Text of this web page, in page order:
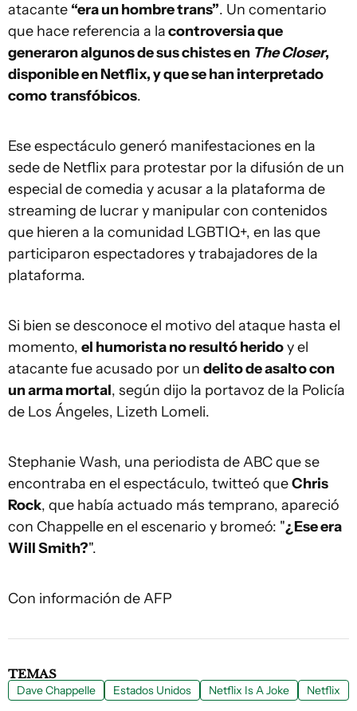
atacante “era un hombre trans”. Un comentario
que hace referencia a lacontroversia que
generaron algunos de sus chistes en The Closer,
disponible en Netflix, y que se han interpretado
comotransfóbicos.
Ese espectáculo generó manifestaciones en la
sede de Netflix para protestar por la difusión de un
especial de comedia y acusar a la plataforma de
streaming de lucrar y manipular con contenidos
que hieren a la comunidad LGBTIQ+, en las que
participaron espectadores y trabajadores de la
plataforma.
Si bien se desconoce el motivo del ataque hasta el
momento, el humorista no resultó heridoy el
atacante fue acusado por un delito de asalto con
un arma mortal, según dijo la portavoz de la Policía
de Los Ángeles, Lizeth Lomeli.
Stephanie Wash, una periodista de ABC que se
encontraba en el espectáculo, twitteó queChris
Rock, que había actuado más temprano, apareció
con Chappelle en el escenario y bromeó: "¿Ese era
Will Smith?".
Con información de AFP
TEMAS
Dave Chappelle Estados Unidos Netflix Is A Joke Netflix